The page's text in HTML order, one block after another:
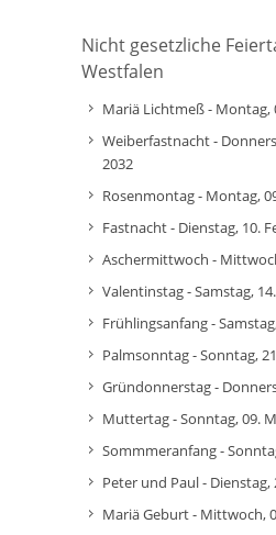
Nicht gesetzliche
Westfalen
Mariä Lichtmeß - Montag,
Weiberfastnacht -
2032
Rosenmontag - Montag,
Fastnacht - Dienstag, 10.
Aschermittwoch -
Valentinstag - Samstag,
Frühlingsanfang -
Palmsonntag - Sonntag,
Gründonnerstag -
Muttertag - Sonntag, 09.
Sommmeranfang -
Peter und Paul - Dienstag,
Mariä Geburt - Mittwoch,